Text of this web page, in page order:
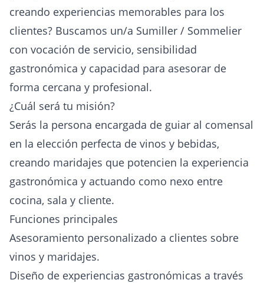
creando experiencias memorables para los
clientes? Buscamos un/a Sumiller / Sommelier
con vocación de servicio, sensibilidad
gastronómica y capacidad para asesorar de
forma cercana y profesional.
¿Cuál será tu misión?
Serás la persona encargada de guiar al comensal
en la elección perfecta de vinos y bebidas,
creando maridajes que potencien la experiencia
gastronómica y actuando como nexo entre
cocina, sala y cliente.
Funciones principales
Asesoramiento personalizado a clientes sobre
vinos y maridajes.
Diseño de experiencias gastronómicas a través